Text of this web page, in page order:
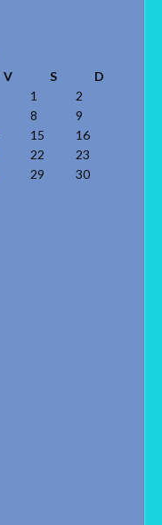
V S
D
1
2
8
9
15
16
22
23
29
30